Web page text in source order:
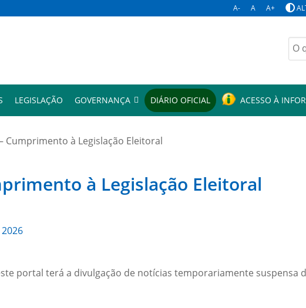
A- A A+
por:
LEGISLAÇÃO GOVERNANÇA DIÁRIO OFICIAL ACESSO À
Cumprimento à Legislação Eleitoral
à Legislação Eleitoral
portal terá a divulgação de notícias temporariamente